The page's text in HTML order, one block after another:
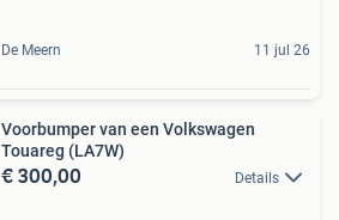
De Meern 11 jul 26
Voorbumper van een Volkswagen
Touareg (LA7W)
€ 300,00 Details